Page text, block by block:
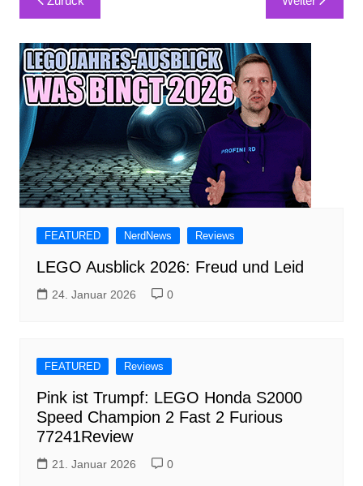
FEATURED NerdNews Reviews
LEGO Ausblick 2026: Freud und Leid
24. Januar 2026 0
FEATURED Reviews
Pink ist Trumpf: LEGO Honda S2000
Speed Champion 2 Fast 2 Furious
77241Review
21. Januar 2026 0